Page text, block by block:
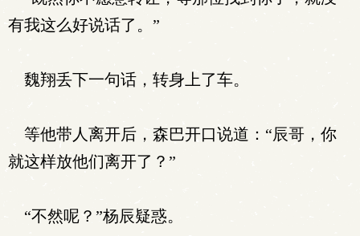
有我这么好说话了。”
魏翔丢下一句话，转身上了车。
等他带人离开后，森巴开口说道：“辰哥，你
就这样放他们离开了？”
“不然呢？”杨辰疑惑。